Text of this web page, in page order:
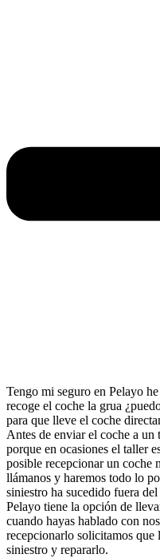
Tengo mi seguro en Pelayo
recoge el coche la grua
para que lleve el coche
Antes de enviar el coche a un
porque en ocasiones el taller
posible recepcionar un coche
llámanos y haremos todo lo
siniestro ha sucedido fuera
Pelayo tiene la opción de
cuando hayas hablado con
recepcionarlo solicitamos que
siniestro y repararlo.